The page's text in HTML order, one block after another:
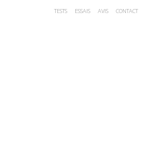
TESTS ESSAIS AVIS CONTACT